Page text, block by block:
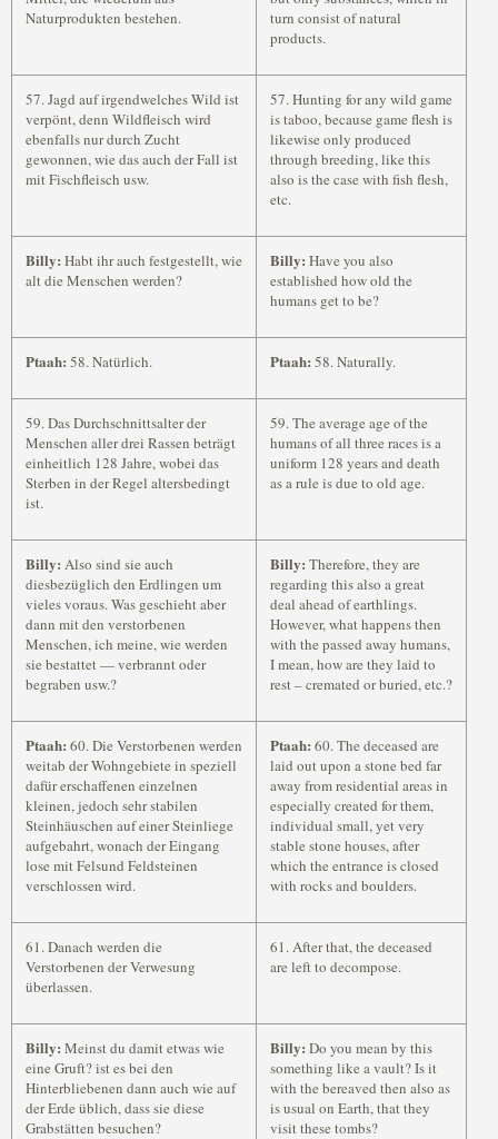
Naturprodukten bestehen.
turn consist of natural
products.
57. Jagd auf irgendwelches Wild ist
verpönt, denn Wildfleisch wird
ebenfalls nur durch Zucht
gewonnen, wie das auch der Fall ist
mit Fischfleisch usw.
57. Hunting for any wild game
is taboo, because game flesh is
likewise only produced
through breeding, like this
also is the case with fish flesh,
etc.
Billy: Habt ihr auch festgestellt, wie
alt die Menschen werden?
Billy: Have you also
established how old the
humans get to be?
Ptaah: 58. Natürlich. Ptaah: 58. Naturally.
59. Das Durchschnittsalter der
Menschen aller drei Rassen beträgt
einheitlich 128 Jahre, wobei das
Sterben in der Regel altersbedingt
ist.
59. The average age of the
humans of all three races is a
uniform 128 years and death
as a rule is due to old age.
Billy: Also sind sie auch
diesbezüglich den Erdlingen um
vieles voraus. Was geschieht aber
dann mit den verstorbenen
Menschen, ich meine, wie werden
sie bestattet — verbrannt oder
begraben usw.?
Billy: Therefore, they are
regarding this also a great
deal ahead of earthlings.
However, what happens then
with the passed away humans,
I mean, how are they laid to
rest – cremated or buried, etc.?
Ptaah: 60. Die Verstorbenen werden
weitab der Wohngebiete in speziell
dafür erschaffenen einzelnen
kleinen, jedoch sehr stabilen
Steinhäuschen auf einer Steinliege
aufgebahrt, wonach der Eingang
lose mit Felsund Feldsteinen
verschlossen wird.
Ptaah: 60. The deceased are
laid out upon a stone bed far
away from residential areas in
especially created for them,
individual small, yet very
stable stone houses, after
which the entrance is closed
with rocks and boulders.
61. Danach werden die
Verstorbenen der Verwesung
überlassen.
61. After that, the deceased
are left to decompose.
Billy: Meinst du damit etwas wie
eine Gruft? ist es bei den
Hinterbliebenen dann auch wie auf
der Erde üblich, dass sie diese
Grabstätten besuchen?
Billy: Do you mean by this
something like a vault? Is it
with the bereaved then also as
is usual on Earth, that they
visit these tombs?